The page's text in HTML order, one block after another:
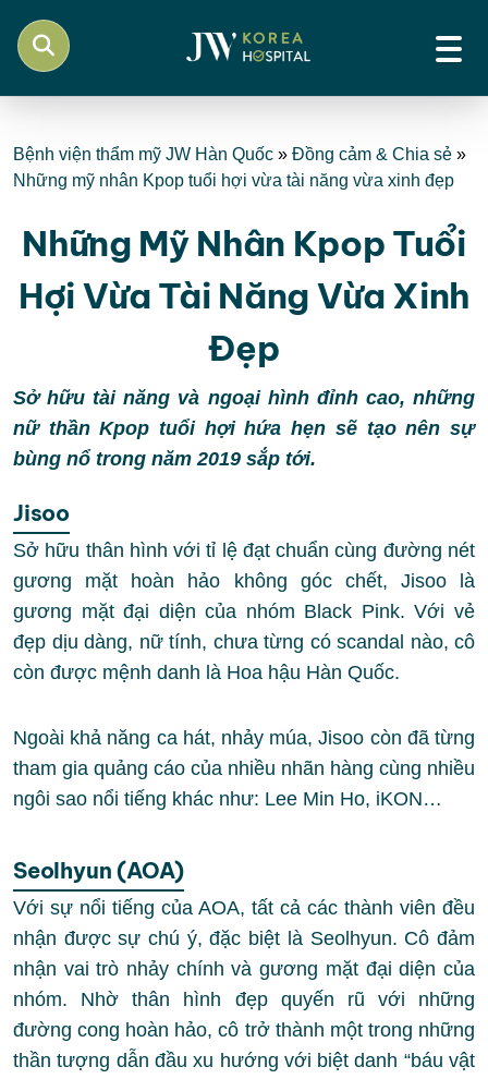
Bệnh viện thẩm mỹ JW Hàn Quốc » Đồng cảm & Chia sẻ »
Những mỹ nhân Kpop tuổi hợi vừa tài năng vừa xinh đẹp
Những Mỹ Nhân Kpop Tuổi
Hợi Vừa Tài Năng Vừa Xinh
Đẹp
Sở hữu tài năng và ngoại hình đỉnh cao, những
nữ thần Kpop tuổi hợi hứa hẹn sẽ tạo nên sự
bùng nổ trong năm 2019 sắp tới.
Jisoo
Sở hữu thân hình với tỉ lệ đạt chuẩn cùng đường nét
gương mặt hoàn hảo không góc chết, Jisoo là
gương mặt đại diện của nhóm Black Pink. Với vẻ
đẹp dịu dàng, nữ tính, chưa từng có scandal nào, cô
còn được mệnh danh là Hoa hậu Hàn Quốc.
Ngoài khả năng ca hát, nhảy múa, Jisoo còn đã từng
tham gia quảng cáo của nhiều nhãn hàng cùng nhiều
ngôi sao nổi tiếng khác như: Lee Min Ho, iKON…
Seolhyun (AOA)
Với sự nổi tiếng của AOA, tất cả các thành viên đều
nhận được sự chú ý, đặc biệt là Seolhyun. Cô đảm
nhận vai trò nhảy chính và gương mặt đại diện của
nhóm. Nhờ thân hình đẹp quyến rũ với những
đường cong hoàn hảo, cô trở thành một trong những
thần tượng dẫn đầu xu hướng với biệt danh “báu vật